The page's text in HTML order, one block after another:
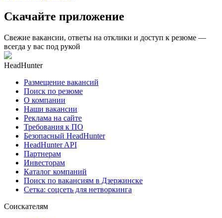
Скачайте приложение
Свежие вакансии, ответы на отклики и доступ к резюме —
всегда у вас под рукой
HeadHunter
Размещение вакансий
Поиск по резюме
О компании
Наши вакансии
Реклама на сайте
Требования к ПО
Безопасный HeadHunter
HeadHunter API
Партнерам
Инвесторам
Каталог компаний
Поиск по вакансиям в Дзержинске
Сетка: соцсеть для нетворкинга
Соискателям